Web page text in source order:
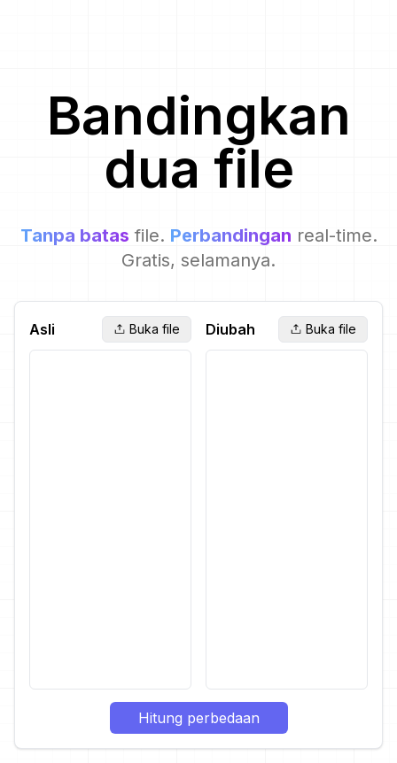
Bandingkan
dua file
Tanpa batas file. Perbandingan real-time.
Gratis, selamanya.
Asli Buka file Diubah Buka file
Hitung perbedaan